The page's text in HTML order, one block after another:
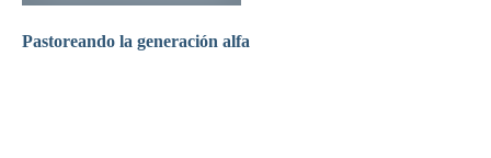
Pastoreando la generación alfa